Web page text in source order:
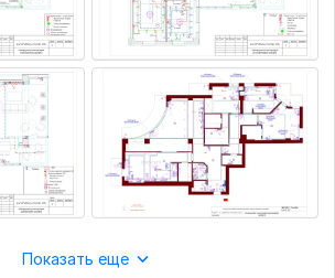
Консультация
Показать еще